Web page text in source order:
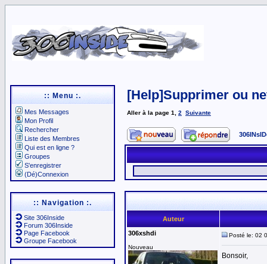
:: Menu :.
Mes Messages
Mon Profil
Rechercher
Liste des Membres
Qui est en ligne ?
Groupes
S'enregistrer
(Dé)Connexion
:: Navigation :.
Site 306Inside
Forum 306Inside
Page Facebook
Groupe Facebook
[Help]Supprimer ou
Aller à la page 1 2 Suivante
Auteur
306xshdi
Nouveau
Posté le: 02
Bonsoir,